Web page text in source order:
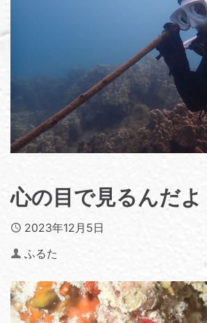
心の目で見るんだよ
Published
2023年12月5日
Author
ふるた